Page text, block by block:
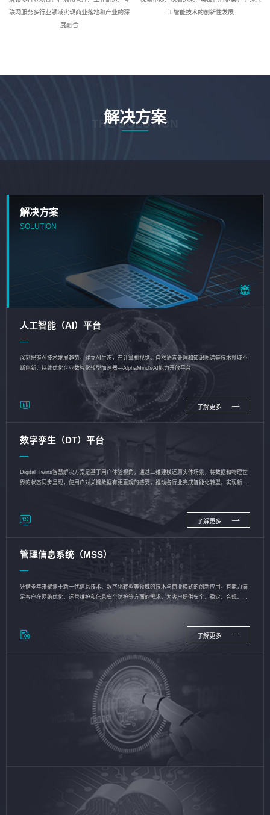
联网服务多行业领域实现商业落地和产业的深
度融合
工智能技术的创新性发展
解决方案
THE SOLUTION
解决方案
SOLUTION
人工智能（AI）平台
深刻把握AI技术发展趋势，建立AI生态，在计算机视觉、自然语言处理和知识图谱等技术领域不
断创新，持续优化企业数智化转型加速器—AlphaMind®AI能力开放平台
了解更多
数字孪生（DT）平台
Digital Twins智慧解决方案是基于用户体验视角，通过三维建模还原实体场景，将数据和物理世
界的状态同步呈现，使用户对关键数据有更直观的感受，推动各行业完成智能化转型，实现新旧
了解更多
管理信息系统（MSS）
凭借多年来聚焦于新一代信息技术、数字化转型等领域的技术与商业模式的创新应用，有能力满
足客户在网络优化、运营维护和信息安全防护等方面的需求，为客户提供安全、稳定、合规、持
了解更多